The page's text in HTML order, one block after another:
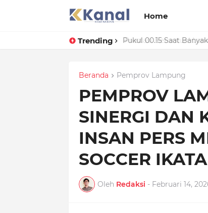
Home
Trending Prestasi Beruntun!
Beranda Pemprov Lampung
PEMPROV
SINERGI DAN
INSAN PERS
SOCCER
Oleh Redaksi - Februari 14,